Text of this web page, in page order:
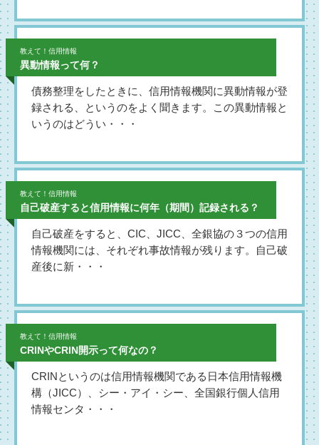
教えて！信用情報
異動情報って何？
債務整理をしたときに、信用情報機関に異動情報が登
録される、というのをよく聞きます。この異動情報と
いうのはどうい・・・
教えて！信用情報
自己破産すると信用情報に何年（期間）記録される？
自己破産をすると、CIC、JICC、全銀協の３つの信用
情報機関には、それぞれ事故情報が残ります。自己破
産後に新・・・
教えて！信用情報
CRINやCRIN開示って何なの？
CRINというのは信用情報機関である日本信用情報機
構（JICC）、シー・アイ・シー、全国銀行個人信用
情報センタ・・・